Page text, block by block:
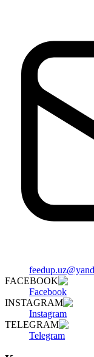
FACEBOOK
Facebook
INSTAGRAM
Instagram
TELEGRAM
Telegram